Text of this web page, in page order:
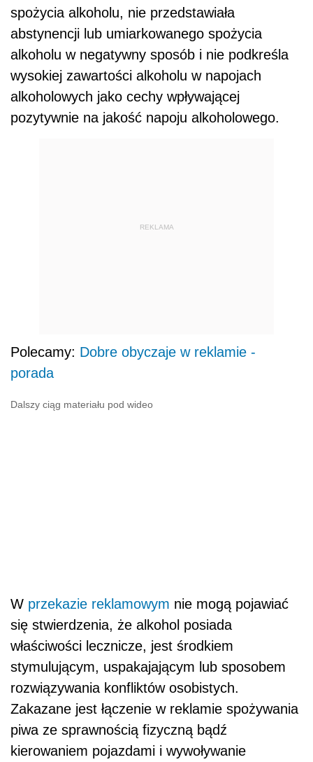
spożycia alkoholu, nie przedstawiała
abstynencji lub umiarkowanego spożycia
alkoholu w negatywny sposób i nie podkreśla
wysokiej zawartości alkoholu w napojach
alkoholowych jako cechy wpływającej
pozytywnie na jakość napoju alkoholowego.
REKLAMA
Polecamy: Dobre obyczaje w reklamie -
porada
Dalszy ciąg materiału pod wideo
W przekazie reklamowym nie mogą pojawiać
się stwierdzenia, że alkohol posiada
właściwości lecznicze, jest środkiem
stymulującym, uspakajającym lub sposobem
rozwiązywania konfliktów osobistych.
Zakazane jest łączenie w reklamie spożywania
piwa ze sprawnością fizyczną bądź
kierowaniem pojazdami i wywoływanie